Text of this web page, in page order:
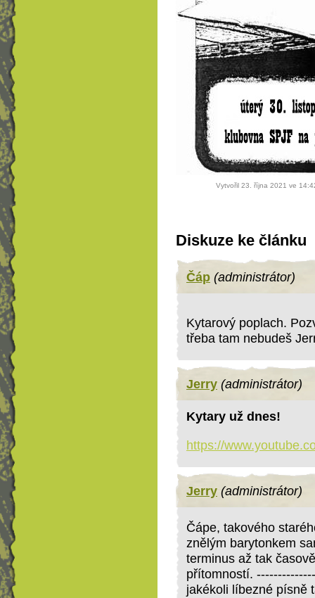
Vytvořil 23. října 2021 ve
Diskuze ke článku
Čáp (administrátor)
Kytarový poplach.
třeba tam nebudeš
Jerry (administrátor)
Kytary už dnes!
https://
Jerry (administrátor)
Čápe, takového
znělým barytonkem
terminus až tak
přítomností.
jakékoli líbezné písně